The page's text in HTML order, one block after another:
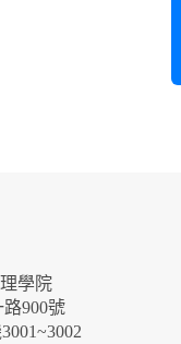
學院
900號